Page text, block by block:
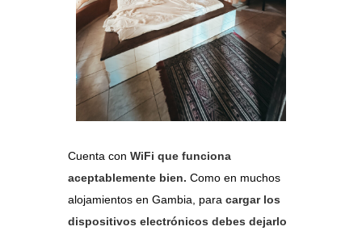
Cuenta con WiFi que funciona
aceptablemente bien. Como en muchos
alojamientos en Gambia, para cargar los
dispositivos electrónicos debes dejarlo